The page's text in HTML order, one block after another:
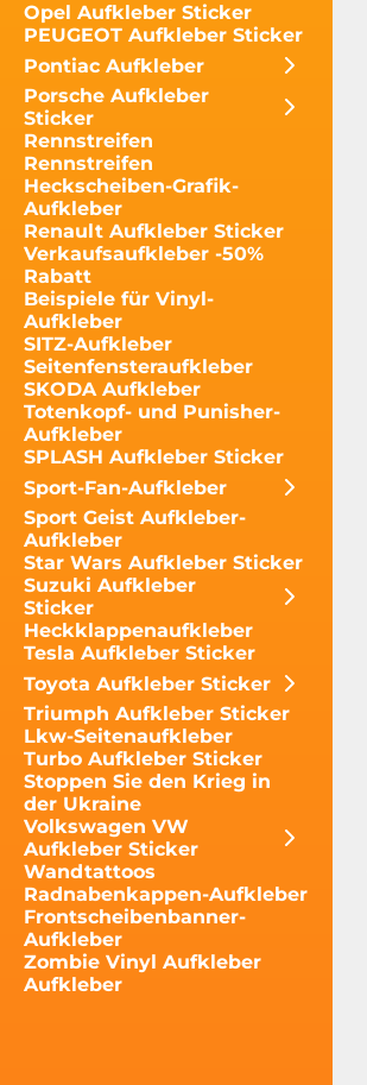
Opel Aufkleber Sticker
PEUGEOT Aufkleber Sticker
Pontiac Aufkleber
Porsche Aufkleber
Sticker
Rennstreifen
Rennstreifen
Heckscheiben-Grafik-
Aufkleber
Renault Aufkleber Sticker
Verkaufsaufkleber -50%
Rabatt
Beispiele für Vinyl-
Aufkleber
SITZ-Aufkleber
Seitenfensteraufkleber
SKODA Aufkleber
Totenkopf- und Punisher-
Aufkleber
SPLASH Aufkleber Sticker
Sport-Fan-Aufkleber
Sport Geist Aufkleber-
Aufkleber
Star Wars Aufkleber Sticker
Suzuki Aufkleber
Sticker
Heckklappenaufkleber
Tesla Aufkleber Sticker
Toyota Aufkleber Sticker
Triumph Aufkleber Sticker
Lkw-Seitenaufkleber
Turbo Aufkleber Sticker
Stoppen Sie den Krieg in
der Ukraine
Volkswagen VW
Aufkleber Sticker
Wandtattoos
Radnabenkappen-Aufkleber
Frontscheibenbanner-
Aufkleber
Zombie Vinyl Aufkleber
Aufkleber